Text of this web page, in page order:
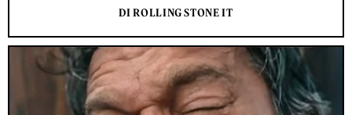
DI ROLLING STONE IT